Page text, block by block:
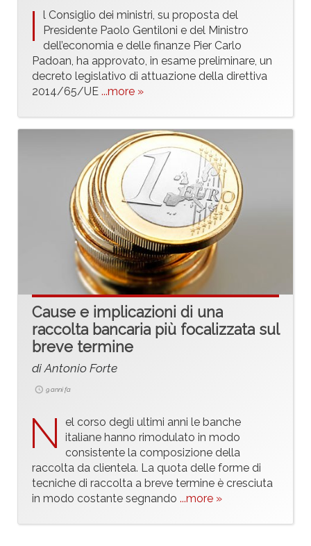
I
l Consiglio dei ministri, su proposta del
Presidente Paolo Gentiloni e del Ministro
dell’economia e delle finanze Pier Carlo
Padoan, ha approvato, in esame preliminare, un
decreto legislativo di attuazione della direttiva
2014/65/UE ...more »
Cause e implicazioni di una
raccolta bancaria più focalizzata sul
breve termine
di Antonio Forte
9 anni fa
N
el corso degli ultimi anni le banche
italiane hanno rimodulato in modo
consistente la composizione della
raccolta da clientela. La quota delle forme di
tecniche di raccolta a breve termine è cresciuta
in modo costante segnando ...more »